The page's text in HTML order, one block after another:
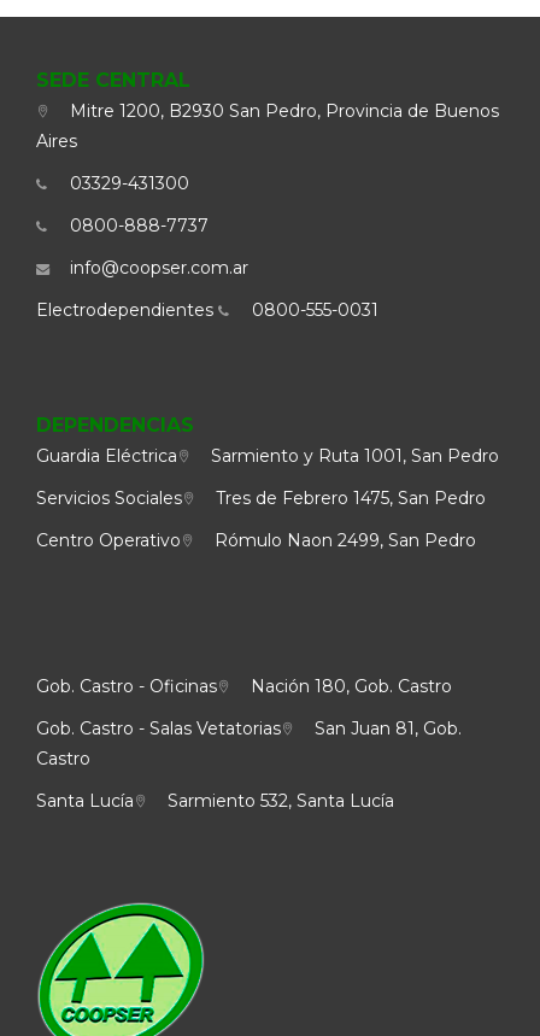
SEDE CENTRAL
Mitre 1200, B2930 San Pedro, Provincia de Buenos
Aires
03329-431300
0800-888-7737
info@coopser.com.ar
Electrodependientes
0800-555-0031
DEPENDENCIAS
Guardia Eléctrica
Sarmiento y Ruta 1001, San Pedro
Servicios Sociales
Tres de Febrero 1475, San Pedro
Centro Operativo
Rómulo Naon 2499, San Pedro
Gob. Castro - Oficinas
Nación 180, Gob. Castro
Gob. Castro - Salas Vetatorias
San Juan 81, Gob.
Castro
Santa Lucía
Sarmiento 532, Santa Lucía